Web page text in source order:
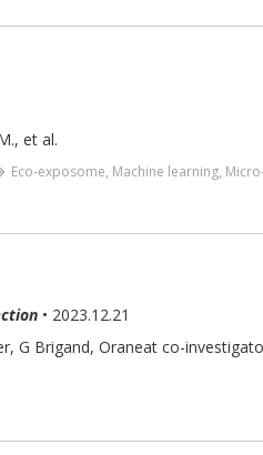
, et al.
Eco-exposome, Machine learning,
• 2023.12.21
, G Brigand, Oraneat co-